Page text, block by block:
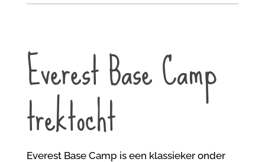
Everest Base Camp
trektocht
Everest Base Camp is een klassieker onder